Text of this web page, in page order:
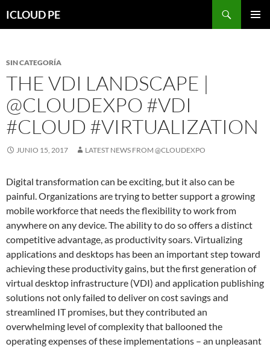
hacia
ICLOUD PE
SIN CATEGORÍA
THE VDI LANDSCAPE |
@CLOUDEXPO #VDI
#CLOUD #VIRTUALIZATION
JUNIO 15, 2017 LATEST NEWS FROM @CLOUDEXPO
Digital transformation can be exciting, but it also can be
painful. Organizations are trying to better support a growing
mobile workforce that needs the flexibility to work from
anywhere on any device. The ability to do so offers a distinct
competitive advantage, as productivity soars. Virtualizing
applications and desktops has been an important step toward
achieving these productivity gains, but the first generation of
virtual desktop infrastructure (VDI) and application publishing
solutions not only failed to deliver on cost savings and
streamlined IT promises, but they contributed an
overwhelming level of complexity that ballooned the
operating expenses of these implementations – an unpleasant